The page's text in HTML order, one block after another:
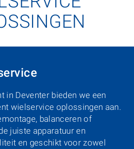
in Deventer bieden we een
wielservice oplossingen aan.
balanceren of
juiste apparatuur en
en geschikt voor zowel